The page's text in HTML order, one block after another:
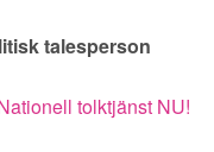
talesperson
tolktjänst NU!